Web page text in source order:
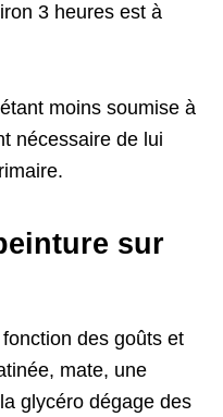
3 heures est à
moins soumise à
nécessaire de lui
sur
des goûts et
mate, une
glycéro dégage des